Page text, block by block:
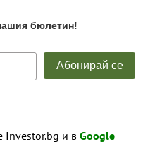
Investor.bg и в Google